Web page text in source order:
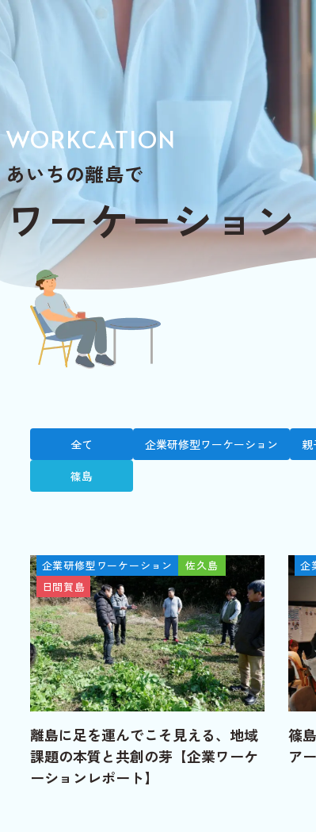
WORKCATION
あいちの離島で
ワーケーション
全て 企業研修型ワーケーション 親
篠島
企業研修型ワーケーション
佐久島
日間賀島
離島に足を運んでこそ見える、地域
課題の本質と共創の芽【企業ワーケ
ーションレポート】
企
篠
ア